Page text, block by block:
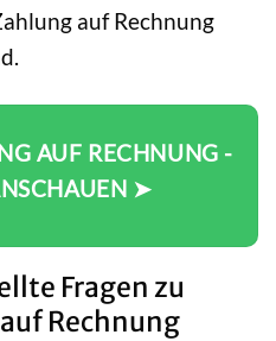
auf Rechnung
AUF RECHNUNG -
➤
Fragen zu
Rechnung